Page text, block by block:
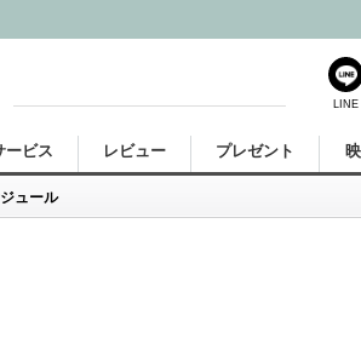
ュール
ービス レビュー プレゼント
LINE